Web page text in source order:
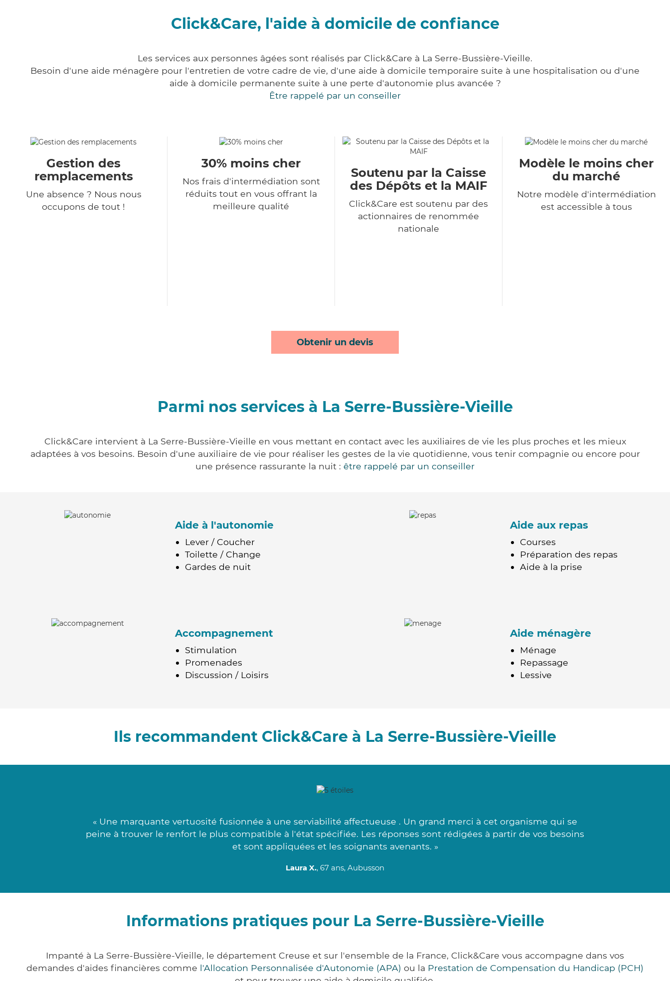
Click&Care, l'aide à domicile de confiance
Les services aux personnes âgées sont réalisés par Click&Care à La Serre-Bussière-Vieille.
Besoin d'une aide ménagère pour l'entretien de votre cadre de vie, d'une aide à domicile temporaire suite à une hospitalisation ou d'une
aide à domicile permanente suite à une perte d'autonomie plus avancée ?
Être rappelé par un conseiller
Gestion des
remplacements
Une absence ? Nous nous
occupons de tout !
30% moins cher
Nos frais d'intermédiation sont
réduits tout en vous offrant la
meilleure qualité
Soutenu par la Caisse
des Dépôts et la MAIF
Click&Care est soutenu par des
actionnaires de renommée
nationale
Modèle le moins cher
du marché
Notre modèle d'intermédiation
est accessible à tous
Obtenir un devis
Parmi nos services à La Serre-Bussière-Vieille
Click&Care intervient à La Serre-Bussière-Vieille en vous mettant en contact avec les auxiliaires de vie les plus proches et les mieux
adaptées à vos besoins. Besoin d'une auxiliaire de vie pour réaliser les gestes de la vie quotidienne, vous tenir compagnie ou encore pour
une présence rassurante la nuit : être rappelé par un conseiller
Aide à l'autonomie
Lever / Coucher
Toilette / Change
Gardes de nuit
Aide aux repas
Courses
Préparation des repas
Aide à la prise
Accompagnement
Stimulation
Promenades
Discussion / Loisirs
Aide ménagère
Ménage
Repassage
Lessive
Ils recommandent Click&Care à La Serre-Bussière-Vieille
« Une marquante vertuosité fusionnée à une serviabilité affectueuse . Un grand merci à cet organisme qui se
peine à trouver le renfort le plus compatible à l'état spécifiée. Les réponses sont rédigées à partir de vos besoins
et sont appliquées et les soignants avenants. »
Laura X., 67 ans, Aubusson
Informations pratiques pour La Serre-Bussière-Vieille
Impanté à La Serre-Bussière-Vieille, le département Creuse et sur l'ensemble de la France, Click&Care vous accompagne dans vos
demandes d'aides financières comme l'Allocation Personnalisée d'Autonomie (APA) ou la Prestation de Compensation du Handicap (PCH)